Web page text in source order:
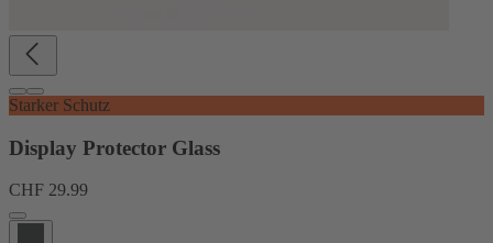
Starker Schutz
Display Protector Glass
CHF 29.99